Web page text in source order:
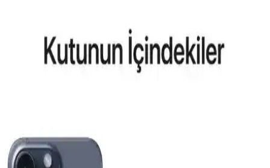
tasarım ve fonksiyonellik açısından bilgiler içerir.
Reeder P13 Blue Max 2022 ve Lite 2022
Modellerinin Karşılaştırması ve Özellikleri
General Mobile GM 23 SE ve Casper VIA X40 Akıllı
Telefon Modellerinin Detaylı Karşılaştırması